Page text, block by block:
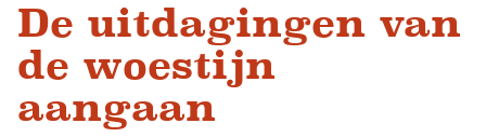
De uitdagingen van
de woestijn
aangaan